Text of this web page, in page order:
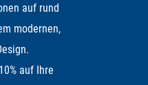
auf rund
modernen,
auf Ihre